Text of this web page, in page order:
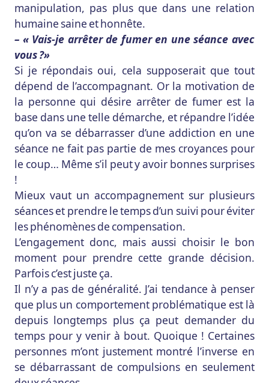
manipulation, pas plus que dans une relation
humaine saine et honnête.
– « Vais-je arrêter de fumer en une séance avec
vous ?»
Si je répondais oui, cela supposerait que tout
dépend de l’accompagnant. Or la motivation de
la personne qui désire arrêter de fumer est la
base dans une telle démarche, et répandre l’idée
qu’on va se débarrasser d’une addiction en une
séance ne fait pas partie de mes croyances pour
le coup… Même s’il peut y avoir bonnes surprises
!
Mieux vaut un accompagnement sur plusieurs
séances et prendre le temps d’un suivi pour éviter
les phénomènes de compensation.
L’engagement donc, mais aussi choisir le bon
moment pour prendre cette grande décision.
Parfois c’est juste ça.
Il n’y a pas de généralité. J’ai tendance à penser
que plus un comportement problématique est là
depuis longtemps plus ça peut demander du
temps pour y venir à bout. Quoique ! Certaines
personnes m’ont justement montré l’inverse en
se débarrassant de compulsions en seulement